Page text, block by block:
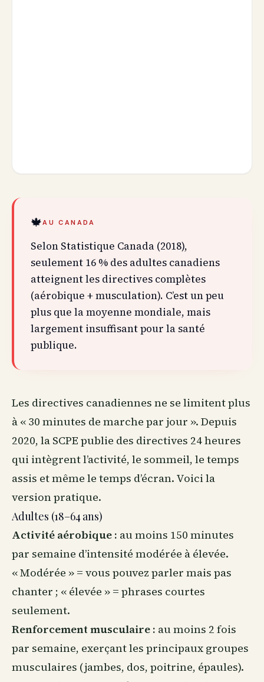
🍁AU CANADA
Selon Statistique Canada (2018),
seulement 16 % des adultes canadiens
atteignent les directives complètes
(aérobique + musculation). C’est un peu
plus que la moyenne mondiale, mais
largement insuffisant pour la santé
publique.
Les directives canadiennes ne se limitent plus
à « 30 minutes de marche par jour ». Depuis
2020, la SCPE publie des directives 24 heures
qui intègrent l’activité, le sommeil, le temps
assis et même le temps d’écran. Voici la
version pratique.
Adultes (18–64 ans)
Activité aérobique : au moins 150 minutes
par semaine d’intensité modérée à élevée.
« Modérée » = vous pouvez parler mais pas
chanter ; « élevée » = phrases courtes
seulement.
Renforcement musculaire : au moins 2 fois
par semaine, exerçant les principaux groupes
musculaires (jambes, dos, poitrine, épaules).